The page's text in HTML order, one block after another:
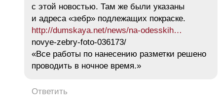
с этой новостью. Там же были указаны
и адреса «зебр» подлежащих покраске.
http://dumskaya.net/news/na-odesskih…
novye-zebry-foto-036173/
«Все работы по нанесению разметки решено
проводить в ночное время.»
Ответить